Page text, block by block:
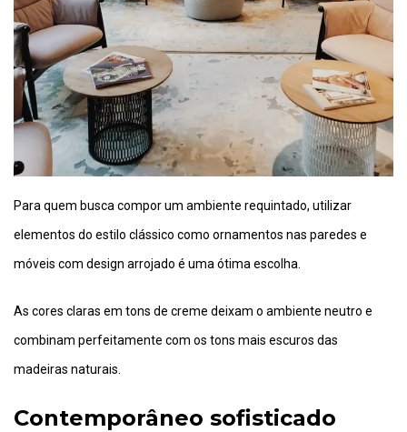
Para quem busca compor um ambiente requintado, utilizar
elementos do estilo clássico como ornamentos nas paredes e
móveis com design arrojado é uma ótima escolha.
As cores claras em tons de creme deixam o ambiente neutro e
combinam perfeitamente com os tons mais escuros das
madeiras naturais.
Contemporâneo sofisticado